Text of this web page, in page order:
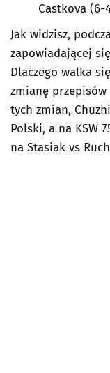
Castkova (6-
Jak widzisz,
zapowiadającej
Dlaczego walka
zmianę przepisów
tych zmian,
Polski, a na KSW
na Stasiak vs